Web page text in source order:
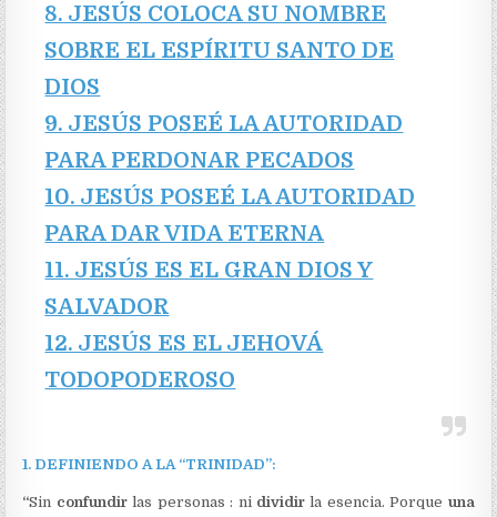
8. JESÚS COLOCA SU NOMBRE
SOBRE EL ESPÍRITU SANTO DE
DIOS
9. JESÚS POSEÉ LA AUTORIDAD
PARA PERDONAR PECADOS
10. JESÚS POSEÉ LA AUTORIDAD
PARA DAR VIDA ETERNA
11. JESÚS ES EL GRAN DIOS Y
SALVADOR
12. JESÚS ES EL JEHOVÁ
TODOPODEROSO
1. DEFINIENDO A LA “TRINIDAD”:
“Sin confundirlas personas : ni dividirla esencia. Porque una